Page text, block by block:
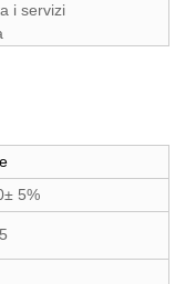
i servizi
5%